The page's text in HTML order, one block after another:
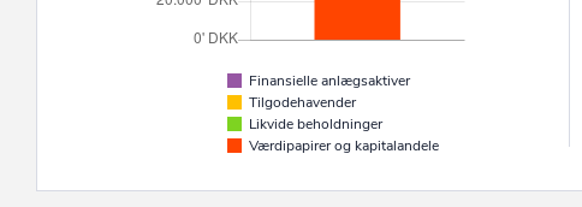
Finansielle anlægsaktiver
Tilgodehavender
Likvide beholdninger
Værdipapirer og kapitalandele